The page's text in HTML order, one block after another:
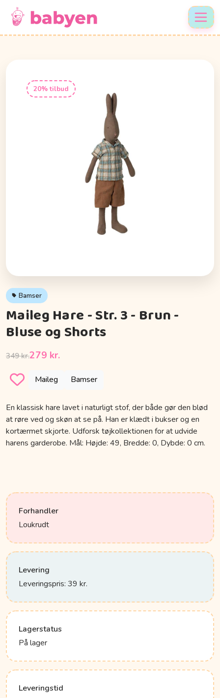
20% tilbud
Bamser
Maileg Hare - Str. 3 - Brun -
Bluse og Shorts
349 kr.279 kr.
Maileg Bamser
En klassisk hare lavet i naturligt stof, der både gør den blød
at røre ved og skøn at se på. Han er klædt i bukser og en
kortærmet skjorte. Udforsk tøjkollektionen for at udvide
harens garderobe. Mål: Højde: 49, Bredde: 0, Dybde: 0 cm.
Forhandler
Loukrudt
Levering
Leveringspris: 39 kr.
Lagerstatus
På lager
Leveringstid